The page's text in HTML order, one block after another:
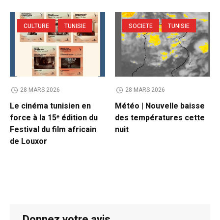
CULTURE TUNISIE
28 MARS 2026
Le cinéma tunisien en
force à la 15ᵉ édition du
Festival du film africain
de Louxor
SOCIETE TUNISIE
28 MARS 2026
Météo | Nouvelle baisse
des températures cette
nuit